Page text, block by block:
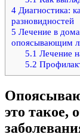
4 Диагностика:
разновидностей
5 Лечение в
опоясывающим
5.1 Лечение
5.2
это такое,